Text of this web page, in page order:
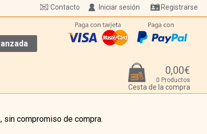
Iniciar sesión Registrarse
Contacto
0,00€
0 Productos
Cesta de la compra
compromiso de compra.